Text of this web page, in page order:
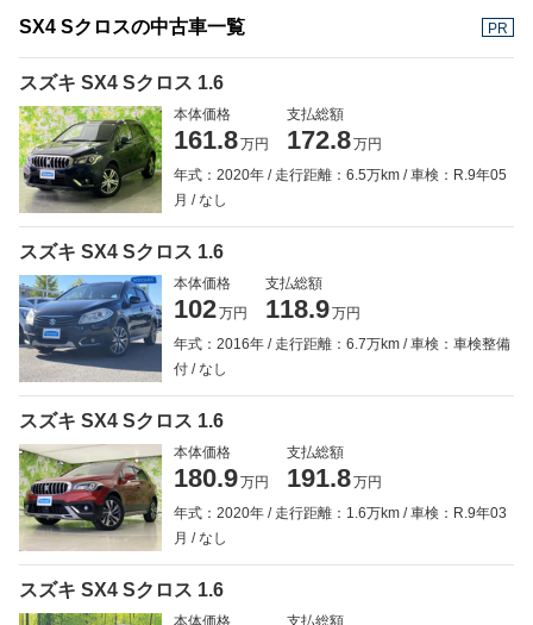
SX4 Sクロスの中古車一覧 PR
スズキ SX4 Sクロス 1.6
本体価格
161.8万円
支払総額
172.8万円
年式：2020年
走行距離：6.5万km
車検：R.9年05
月
なし
スズキ SX4 Sクロス 1.6
本体価格
102万円
支払総額
118.9万円
年式：2016年
走行距離：6.7万km
車検：車検整備
付
なし
スズキ SX4 Sクロス 1.6
本体価格
180.9万円
支払総額
191.8万円
年式：2020年
走行距離：1.6万km
車検：R.9年03
月
なし
スズキ SX4 Sクロス 1.6